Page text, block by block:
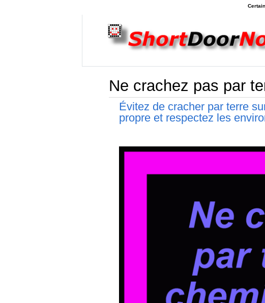
Ne crachez pas par
Évitez de cracher par terre
propre et respectez les